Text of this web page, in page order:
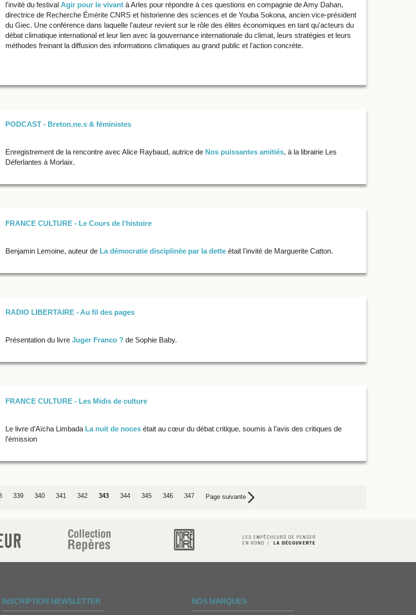
l'invité du festival Agir pour le vivantà Arles pour répondre à ces questions en compagnie de Amy Dahan,
directrice de Recherche Émérite CNRS et historienne des sciences et de Youba Sokona, ancien vice-président
du Giec. Une conférence dans laquelle l'auteur revient sur le rôle des élites économiques en tant qu'acteurs du
débat climatique international et leur lien avec la gouvernance internationale du climat, leurs stratégies et leurs
méthodes freinant la diffusion des informations climatiques au grand public et l'action concrète.
PODCAST - Breton.ne.s & féministes
Enregistrement de la rencontre avec Alice Raybaud, autrice de Nos puissantes amitiés, à la librairie Les
Déferlantes à Morlaix.
FRANCE CULTURE - Le Cours de l'histoire
Benjamin Lemoine, auteur de La démocratie disciplinée par la detteétait l'invité de Marguerite Catton.
RADIO LIBERTAIRE - Au fil des pages
Présentation du livre Juger Franco ?de Sophie Baby.
FRANCE CULTURE - Les Midis de culture
Le livre d’Aïcha Limbada La nuit de nocesétait au cœur du débat critique, soumis à l’avis des critiques de
l’émission
339 340 341 342 343 344 345 346 347 Page suivante
INSCRIPTION NEWSLETTER NOS MARQUES